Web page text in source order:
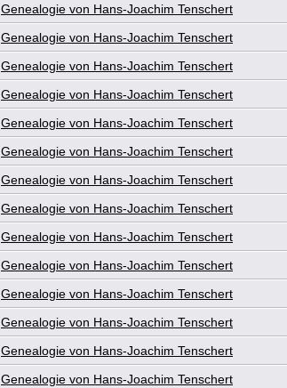
Genealogie von Hans-Joachim Tenschert
Genealogie von Hans-Joachim Tenschert
Genealogie von Hans-Joachim Tenschert
Genealogie von Hans-Joachim Tenschert
Genealogie von Hans-Joachim Tenschert
Genealogie von Hans-Joachim Tenschert
Genealogie von Hans-Joachim Tenschert
Genealogie von Hans-Joachim Tenschert
Genealogie von Hans-Joachim Tenschert
Genealogie von Hans-Joachim Tenschert
Genealogie von Hans-Joachim Tenschert
Genealogie von Hans-Joachim Tenschert
Genealogie von Hans-Joachim Tenschert
Genealogie von Hans-Joachim Tenschert